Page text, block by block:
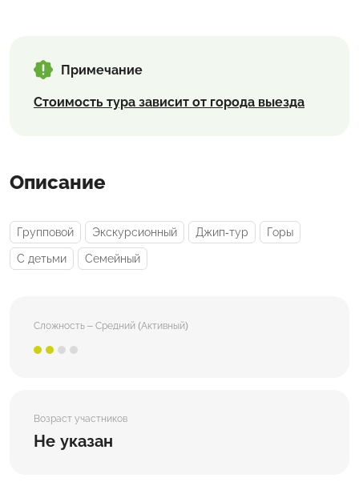
Примечание
Стоимость тура зависит от города выезда
Описание
Групповой Экскурсионный Джип-тур Горы
С детьми Семейный
Сложность – Средний (Активный)
Возраст участников
Не указан